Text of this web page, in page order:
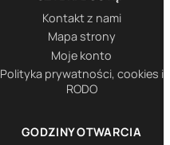
Kontakt z nami
Mapa strony
Moje konto
Polityka prywatności, cookies i
RODO
GODZINY OTWARCIA